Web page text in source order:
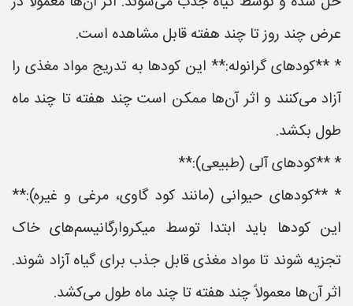
عرض چند روز تا چند هفته قابل مشاهده است.
* **کودهای گرانوله:** این کودها به تدریج مواد مغذی را
آزاد می‌کنند و اثر آن‌ها ممکن است چند هفته تا چند ماه
طول بکشد.
* **کودهای آلی (طبیعی):**
* **کودهای حیوانی (مانند کود گاوی، مرغی و غیره):**
این کودها باید ابتدا توسط میکروارگانیسم‌های خاک
تجزیه شوند تا مواد مغذی قابل جذب برای گیاه آزاد شوند.
اثر آن‌ها معمولاً چند هفته تا چند ماه طول می‌کشد.